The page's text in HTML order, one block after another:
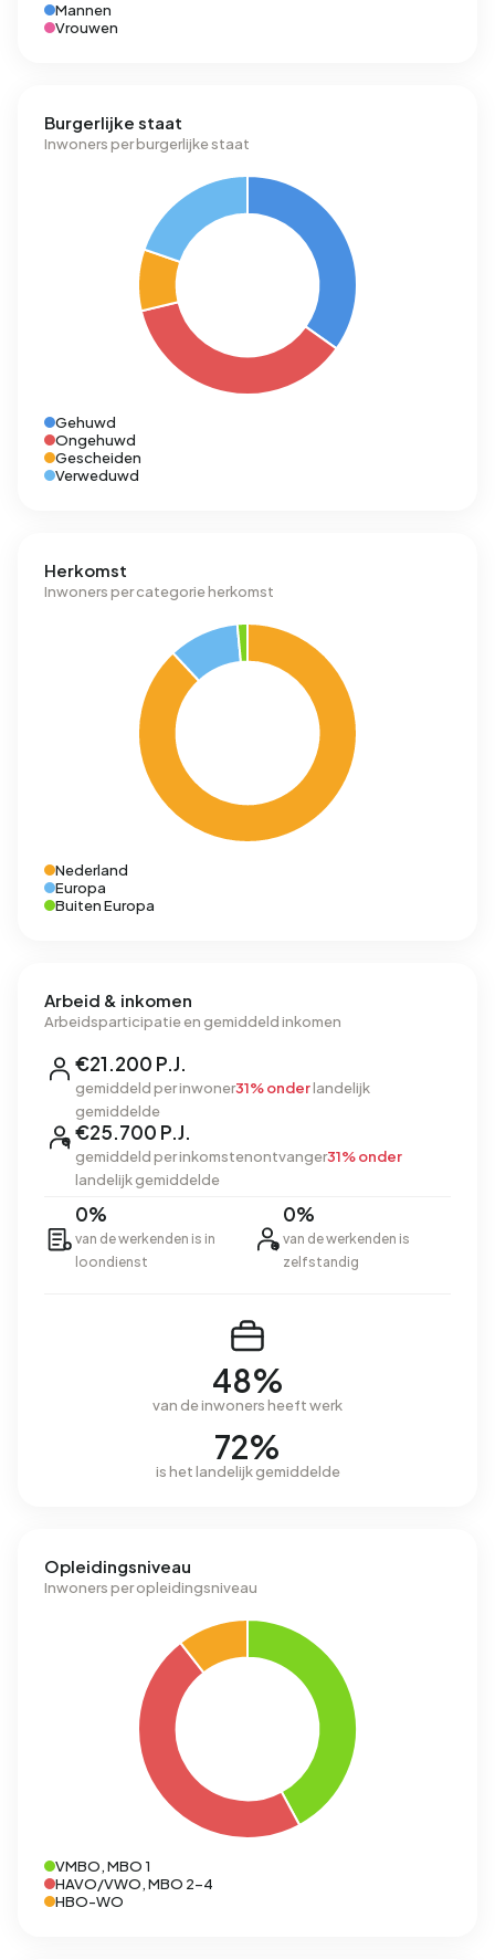
Mannen
Vrouwen
Burgerlijke staat
Inwoners per burgerlijke staat
Gehuwd
Ongehuwd
Gescheiden
Verweduwd
Herkomst
Inwoners per categorie herkomst
Nederland
Europa
Buiten Europa
Arbeid & inkomen
Arbeidsparticipatie en gemiddeld inkomen
€21.200 P.J.
gemiddeld per inwoner31% onderlandelijk
gemiddelde
€25.700 P.J.
gemiddeld per inkomstenontvanger31% onder
landelijk gemiddelde
0%
van de werkenden is in
loondienst
0%
van de werkenden is
zelfstandig
48%
van de inwoners heeft werk
72%
is het landelijk gemiddelde
Opleidingsniveau
Inwoners per opleidingsniveau
VMBO, MBO 1
HAVO/VWO, MBO 2-4
HBO-WO